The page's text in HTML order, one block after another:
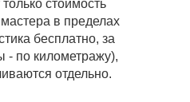
стоимость
в пределах
бесплатно, за
- по километражу),
отдельно.